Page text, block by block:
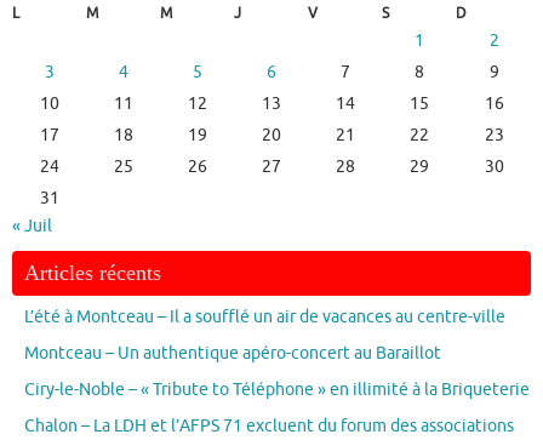
L
M M J V S D
1
2
3
4 5 6 7 8
9
10
11 12 13 14 15
16
17
18 19 20 21 22
23
24
25 26 27 28 29
30
31
« Juil
Articles récents
L’été à Montceau – Il a soufflé un air de vacances au centre-ville
Montceau – Un authentique apéro-concert au Baraillot
Ciry-le-Noble – « Tribute to Téléphone » en illimité à la Briqueterie
Chalon – La LDH et l’AFPS 71 excluent du forum des associations